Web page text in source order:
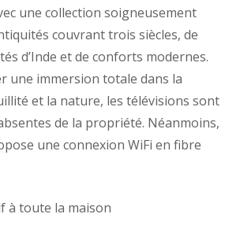
une collection soigneusement
couvrant trois siècles, de
d’Inde et de conforts modernes.
une immersion totale dans la
et la nature, les télévisions sont
de la propriété. Néanmoins,
une connexion WiFi en fibre
à toute la maison